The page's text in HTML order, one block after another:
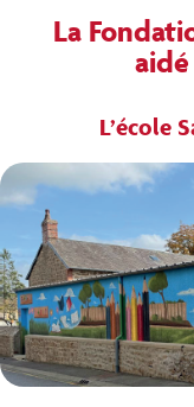
La
L’école